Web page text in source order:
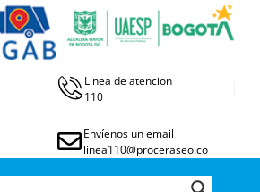
Linea de atencion
110
Envíenos un email
linea110@proceraseo.co